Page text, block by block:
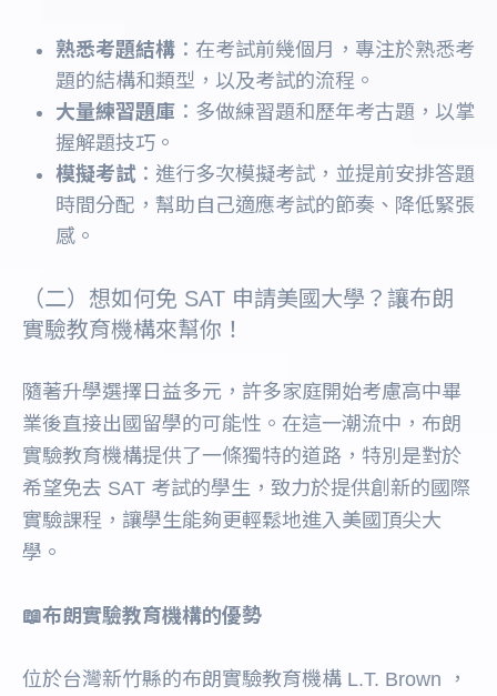
熟悉考題結構 ：在考試前幾個月，專注於熟悉考
題的結構和類型，以及考試的流程。
大量練習題庫 ：多做練習題和歷年考古題，以掌
握解題技巧。
模擬考試 ：進行多次模擬考試，並提前安排答題
時間分配，幫助自己適應考試的節奏、降低緊張
感。
（二）想如何免 SAT 申請美國大學？讓布朗
實驗教育機構來幫你！
隨著升學選擇日益多元，許多家庭開始考慮高中畢
業後直接出國留學的可能性。在這一潮流中，布朗
實驗教育機構提供了一條獨特的道路，特別是對於
希望免去 SAT 考試的學生，致力於提供創新的國際
實驗課程，讓學生能夠更輕鬆地進入美國頂尖大
學。
📖布朗實驗教育機構的優勢
位於台灣新竹縣的布朗實驗教育機構 L.T. Brown ，